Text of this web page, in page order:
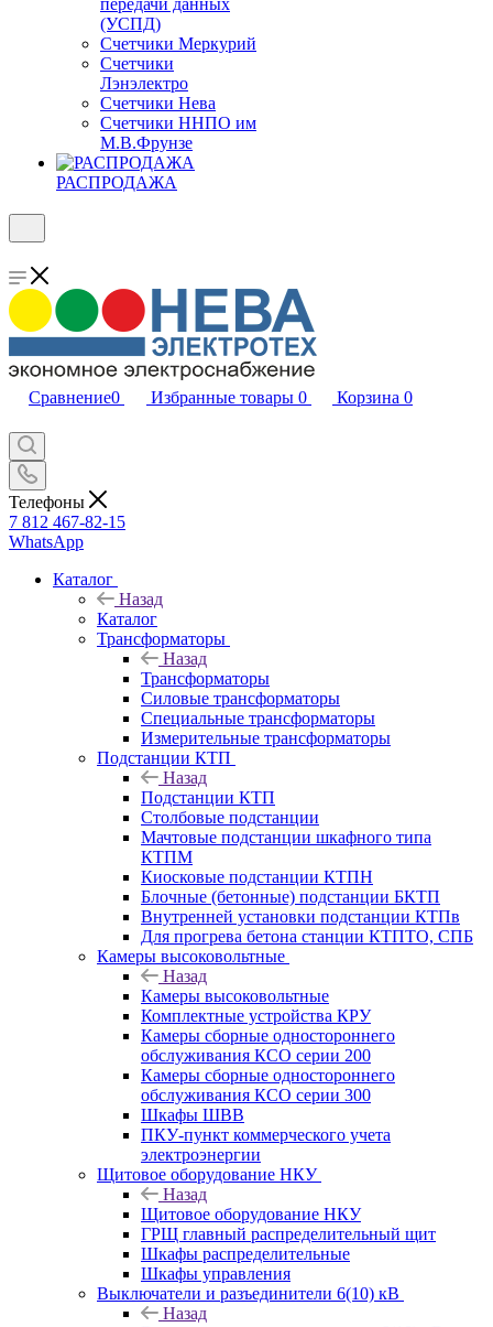
передачи данных
(УСПД)
Счетчики Меркурий
Счетчики
Лэнэлектро
Счетчики Нева
Счетчики ННПО им
М.В.Фрунзе
РАСПРОДАЖА
Сравнение0 Избранные товары 0 Корзина 0
Телефоны
7 812 467-82-15
WhatsApp
Каталог
Назад
Каталог
Трансформаторы
Назад
Трансформаторы
Силовые трансформаторы
Специальные трансформаторы
Измерительные трансформаторы
Подстанции КТП
Назад
Подстанции КТП
Столбовые подстанции
Мачтовые подстанции шкафного типа
КТПМ
Киосковые подстанции КТПН
Блочные (бетонные) подстанции БКТП
Внутренней установки подстанции КТПв
Для прогрева бетона станции КТПТО, СПБ
Камеры высоковольтные
Назад
Камеры высоковольтные
Комплектные устройства КРУ
Камеры сборные одностороннего
обслуживания КСО серии 200
Камеры сборные одностороннего
обслуживания КСО серии 300
Шкафы ШВВ
ПКУ-пункт коммерческого учета
электроэнергии
Щитовое оборудование НКУ
Назад
Щитовое оборудование НКУ
ГРЩ главный распределительный щит
Шкафы распределительные
Шкафы управления
Выключатели и разъединители 6(10) кВ
Назад